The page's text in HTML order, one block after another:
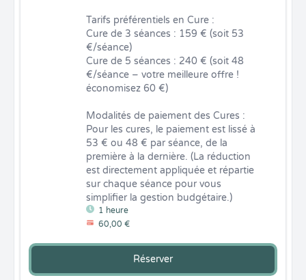
1 heure
60,00 €
Tarifs préférentiels en Cure :
Cure de 3 séances : 159 € (soit 53
€/séance)
Cure de 5 séances : 240 € (soit 48
€/séance – votre meilleure offre !
économisez 60 €)
Modalités de paiement des Cures :
Pour les cures, le paiement est lissé à
53 € ou 48 € par séance, de la
première à la dernière. (La réduction
est directement appliquée et répartie
sur chaque séance pour vous
simplifier la gestion budgétaire.)
Réserver